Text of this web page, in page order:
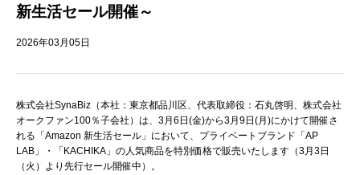
新生活セール開催～
2026年03月05日
株式会社SynaBiz（本社：東京都品川区、代表取締役：石丸啓明、株式会社
オークファン100％子会社）は、3月6日(金)から3月9日(月)にかけて開催さ
れる「Amazon 新生活セール」において、プライベートブランド「AP
LAB」・「KACHIKA」の人気商品を特別価格で販売いたします（3月3日
（火）より先行セール開催中）。